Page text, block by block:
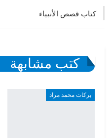
كتاب قصص الأنبياء
كتب مشابهة
بركات محمد مراد